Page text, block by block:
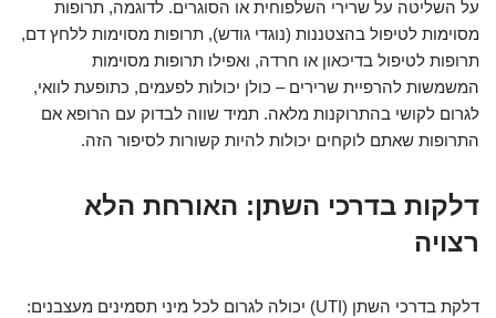
על השליטה על שרירי השלפוחית או הסוגרים. לדוגמה, תרופות
מסוימות לטיפול בהצטננות (נוגדי גודש), תרופות מסוימות ללחץ דם,
תרופות לטיפול בדיכאון או חרדה, ואפילו תרופות מסוימות
המשמשות להרפיית שרירים – כולן יכולות לפעמים, כתופעת לוואי,
לגרום לקושי בהתרוקנות מלאה. תמיד שווה לבדוק עם הרופא אם
התרופות שאתם לוקחים יכולות להיות קשורות לסיפור הזה.
דלקות בדרכי השתן: האורחת הלא
רצויה
דלקת בדרכי השתן (UTI) יכולה לגרום לכל מיני תסמינים מעצבנים: